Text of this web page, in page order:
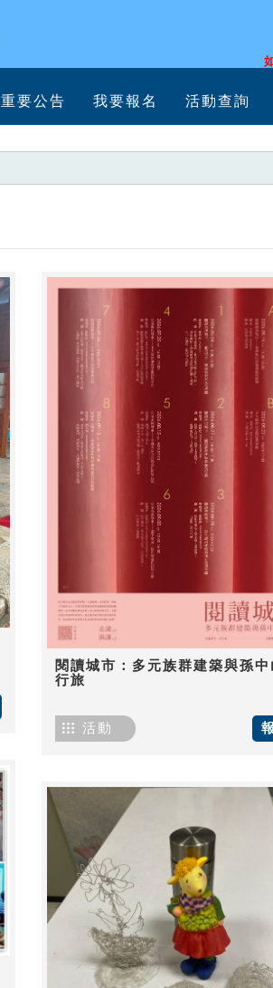
重要公告 我要報名 活動查詢
閱讀城市：多元族群建築與孫中
行旅
活動